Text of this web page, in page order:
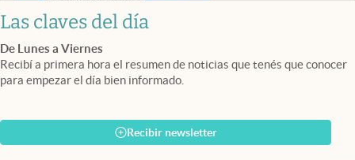
Las claves del día
De Lunes a Viernes
Recibí a primera hora el resumen de noticias que tenés que conocer
para empezar el día bien informado.
Recibir newsletter